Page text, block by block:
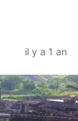
il y a 1 an